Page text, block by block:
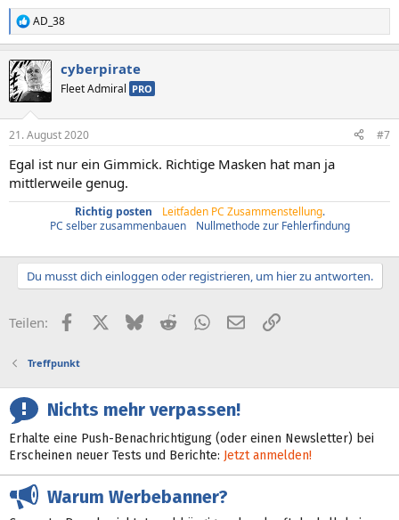
R
e
k
t
i
e
:
AD_38
cyberpirate
Fleet Admiral PRO
21. August 2020 #7
Egal ist nur ein Gimmick. Richtige Masken hat man ja
mittlerweile genug.
Richtig posten Leitfaden PC Zusammenstellung.
PC selber zusammenbauen
Nullmethode zur Fehlerfindung
Du musst dich einloggen oder registrieren, um hier zu antworten.
Teilen: FacebookX (Twitter)
BlueskyRedditWhatsApp
E-MailLink
Treffpunkt
Nichts mehr verpassen!
Erhalte eine Push-Benachrichtigung (oder einen Newsletter) bei
Erscheinen neuer Tests und Berichte: Jetzt anmelden!
Warum Werbebanner?